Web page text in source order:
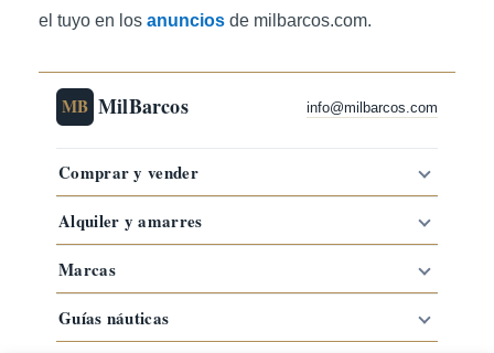
el tuyo en los anuncios de milbarcos.com.
MB MilBarcos info@milbarcos.com
Comprar y vender
Alquiler y amarres
Marcas
Guías náuticas